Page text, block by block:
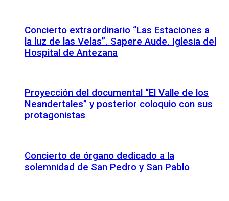
Concierto extraordinario “Las Estaciones a
la luz de las Velas”. Sapere Aude. Iglesia del
Hospital de Antezana
Proyección del documental “El Valle de los
Neandertales” y posterior coloquio con sus
protagonistas
Concierto de órgano dedicado a la
solemnidad de San Pedro y San Pablo